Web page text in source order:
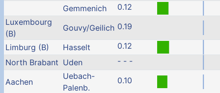
Gemmenich
0.12
Luxembourg
(B)
Gouvy/Geilich 0.19
Limburg (B) Hasselt
0.12
North Brabant Uden - - -
Aachen
Uebach-
Palenb.
0.10